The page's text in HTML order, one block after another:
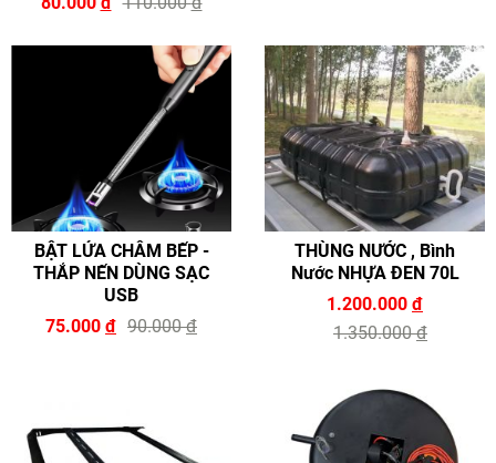
BẬT LỬA CHÂM BẾP -
THẮP NẾN DÙNG SẠC
USB
75.000 đ 90.000đ
THÙNG NƯỚC , Bình
Nước NHỰA ĐEN 70L
1.200.000 đ
1.350.000đ